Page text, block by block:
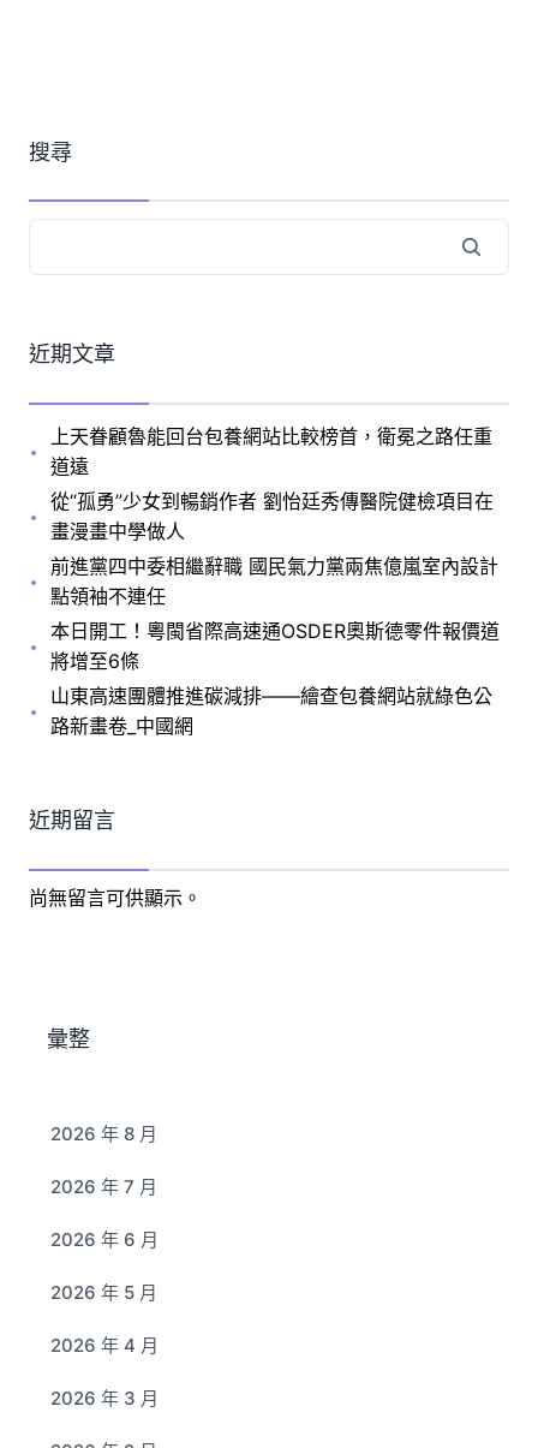
搜尋
近期文章
上天眷顧魯能回台包養網站比較榜首，衛冕之路任重
道遠
從“孤勇”少女到暢銷作者 劉怡廷秀傳醫院健檢項目在
畫漫畫中學做人
前進黨四中委相繼辭職 國民氣力黨兩焦億嵐室內設計
點領袖不連任
本日開工！粵閩省際高速通OSDER奧斯德零件報價道
將增至6條
山東高速團體推進碳減排——繪查包養網站就綠色公
路新畫卷_中國網
近期留言
尚無留言可供顯示。
彙整
2026 年 8 月
2026 年 7 月
2026 年 6 月
2026 年 5 月
2026 年 4 月
2026 年 3 月